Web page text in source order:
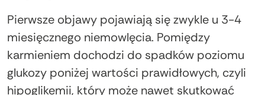
Pierwsze objawy pojawiają się zwykle u 3-4
miesięcznego niemowlęcia. Pomiędzy
karmieniem dochodzi do spadków poziomu
glukozy poniżej wartości prawidłowych, czyli
hipoglikemii, który może nawet skutkować